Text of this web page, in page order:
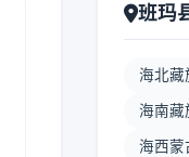
班玛
海北藏
海南藏
海西蒙